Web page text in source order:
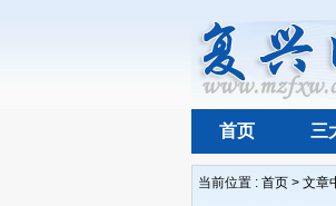
首页 三
当前位置 : 首页 > 文章